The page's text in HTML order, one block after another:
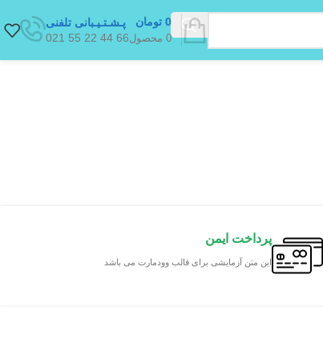
0 محصول
0 تومان
پـشـتـیـبانی تلفنی
66 44 22 55 021
پرداخت ایمن
این متن آزمایشی برای قالب وودمارت می باشد